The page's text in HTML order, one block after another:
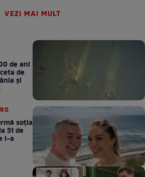
VEZI MAI MULT
de ani
de
şi
soţia
51 de
l-a